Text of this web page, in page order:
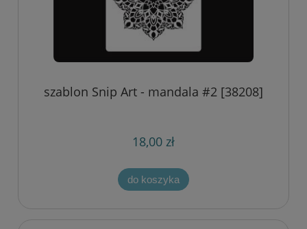
szablon Snip Art - mandala #2 [38208]
18,00 zł
do koszyka